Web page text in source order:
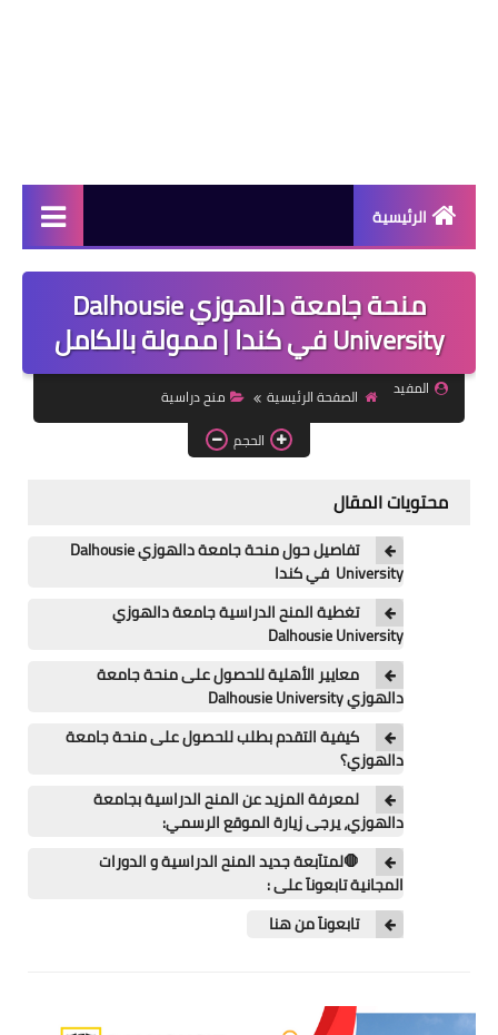
الرئيسية
دورات مجانية
كورسات مجانية
منح دراسية
مقالات مفيدة
تعلم اللغات
الوظيفة
إعلاميات
الصحة
منحة جامعة دالهوزي Dalhousie
University في كندا | ممولة بالكامل
المفيد الصفحة الرئيسية
منح دراسية
الحجم
محتويات المقال
تفاصيل حول منحة جامعة دالهوزي Dalhousie
University في كندا
تغطية المنح الدراسية جامعة دالهوزي
Dalhousie University
معايير الأهلية للحصول على منحة جامعة
دالهوزي Dalhousie University
كيفية التقدم بطلب للحصول على منحة جامعة
دالهوزي؟
لمعرفة المزيد عن المنح الدراسية بجامعة
دالهوزي، يرجى زيارة الموقع الرسمي:
🛑لمتآبعة جديد المنح الدراسية و الدورات
المجانية تابعونآ على :
تابعونآ من هنا